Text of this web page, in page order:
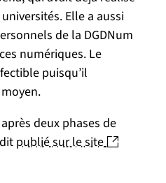
Elle a aussi
de la DGDNum
numériques. Le
puisqu’il
deux phases de
publié sur le site